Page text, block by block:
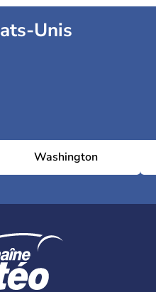
Unis
Washington